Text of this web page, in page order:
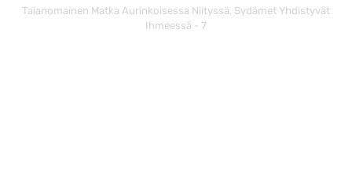
Taianomainen Matka Aurinkoisessa Niityssä, Sydämet Yhdistyvät
Ihmeessä - 7